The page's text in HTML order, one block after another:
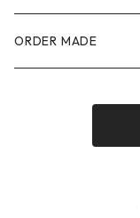
110size
100size
ORDER MADE